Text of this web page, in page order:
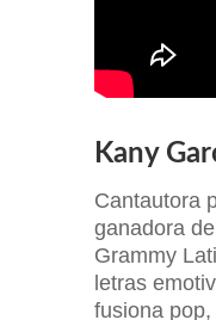
Kany
Cantautora
ganadora
Grammy
letras
fusiona